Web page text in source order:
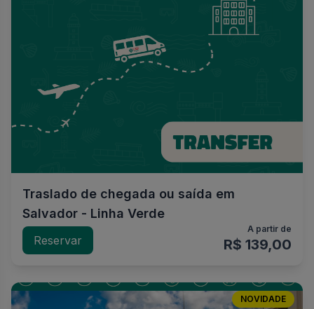
Traslado de chegada ou saída em
Salvador - Linha Verde
Reservar
A partir de
R$ 139,00
NOVIDADE